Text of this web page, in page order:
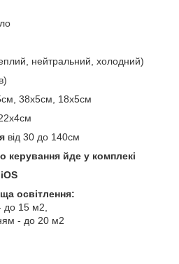
нейтральний, холодний)
38х5см, 18х5см
від 30 до 140см
керування йде у комплекі
освітлення:
до 15 м2,
- до 20 м2